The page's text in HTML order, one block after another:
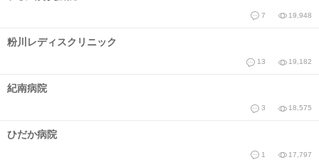
7 19,948
粉川レディスクリニック
13 19,182
紀南病院
3 18,575
ひだか病院
1 17,797